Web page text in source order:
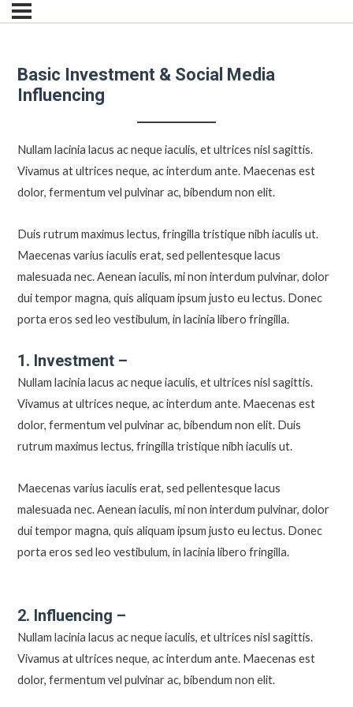
Basic Investment & Social Media
Influencing
Nullam lacinia lacus ac neque iaculis, et ultrices nisl sagittis.
Vivamus at ultrices neque, ac interdum ante. Maecenas est
dolor, fermentum vel pulvinar ac, bibendum non elit.
Duis rutrum maximus lectus, fringilla tristique nibh iaculis ut.
Maecenas varius iaculis erat, sed pellentesque lacus
malesuada nec. Aenean iaculis, mi non interdum pulvinar, dolor
dui tempor magna, quis aliquam ipsum justo eu lectus. Donec
porta eros sed leo vestibulum, in lacinia libero fringilla.
1. Investment –
Nullam lacinia lacus ac neque iaculis, et ultrices nisl sagittis.
Vivamus at ultrices neque, ac interdum ante. Maecenas est
dolor, fermentum vel pulvinar ac, bibendum non elit. Duis
rutrum maximus lectus, fringilla tristique nibh iaculis ut.
Maecenas varius iaculis erat, sed pellentesque lacus
malesuada nec. Aenean iaculis, mi non interdum pulvinar, dolor
dui tempor magna, quis aliquam ipsum justo eu lectus. Donec
porta eros sed leo vestibulum, in lacinia libero fringilla.
2. Influencing –
Nullam lacinia lacus ac neque iaculis, et ultrices nisl sagittis.
Vivamus at ultrices neque, ac interdum ante. Maecenas est
dolor, fermentum vel pulvinar ac, bibendum non elit.